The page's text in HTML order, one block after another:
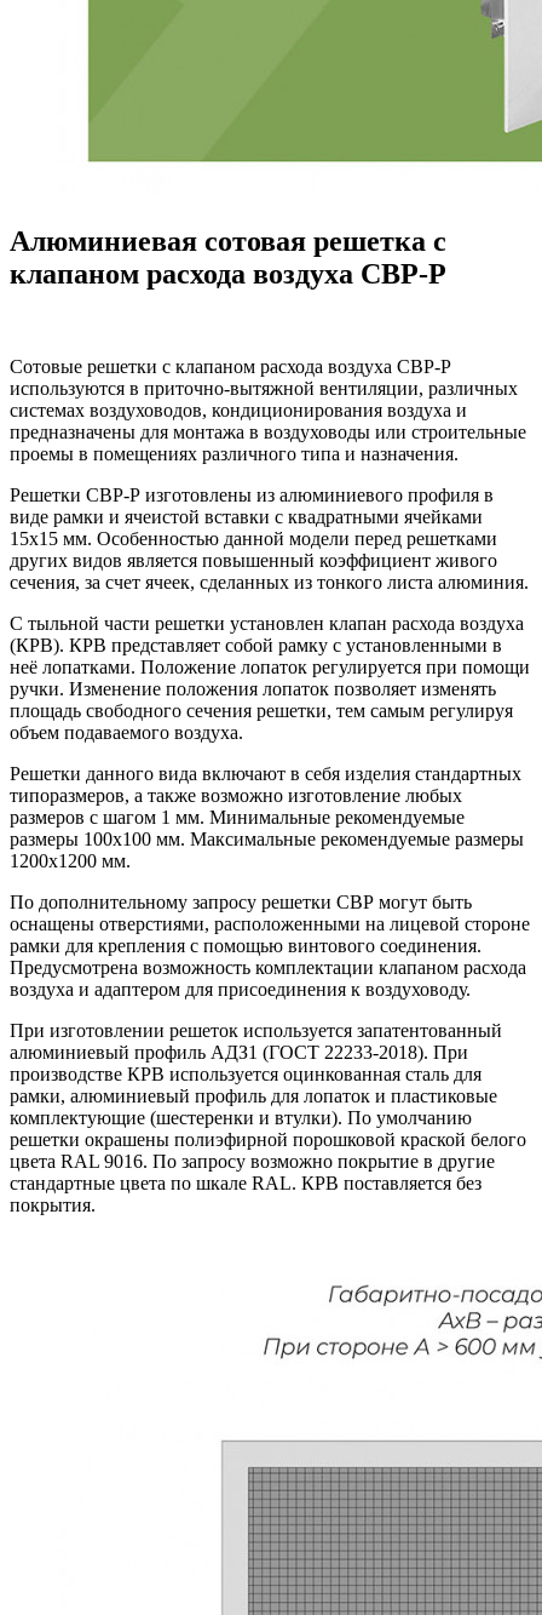
Алюминиевая сотовая решетка с
клапаном расхода воздуха СВР-Р
Сотовые решетки с клапаном расхода воздуха СВР-Р
используются в приточно-вытяжной вентиляции, различных
системах воздуховодов, кондиционирования воздуха и
предназначены для монтажа в воздуховоды или строительные
проемы в помещениях различного типа и назначения.
Решетки СВР-Р изготовлены из алюминиевого профиля в
виде рамки и ячеистой вставки с квадратными ячейками
15х15 мм. Особенностью данной модели перед решетками
других видов является повышенный коэффициент живого
сечения, за счет ячеек, сделанных из тонкого листа алюминия.
С тыльной части решетки установлен клапан расхода воздуха
(КРВ). КРВ представляет собой рамку с установленными в
неё лопатками. Положение лопаток регулируется при помощи
ручки. Изменение положения лопаток позволяет изменять
площадь свободного сечения решетки, тем самым регулируя
объем подаваемого воздуха.
Решетки данного вида включают в себя изделия стандартных
типоразмеров, а также возможно изготовление любых
размеров с шагом 1 мм. Минимальные рекомендуемые
размеры 100х100 мм. Максимальные рекомендуемые размеры
1200х1200 мм.
По дополнительному запросу решетки СВР могут быть
оснащены отверстиями, расположенными на лицевой стороне
рамки для крепления с помощью винтового соединения.
Предусмотрена возможность комплектации клапаном расхода
воздуха и адаптером для присоединения к воздуховоду.
При изготовлении решеток используется запатентованный
алюминиевый профиль АДЗ1 (ГОСТ 22233-2018). При
производстве КРВ используется оцинкованная сталь для
рамки, алюминиевый профиль для лопаток и пластиковые
комплектующие (шестеренки и втулки). По умолчанию
решетки окрашены полиэфирной порошковой краской белого
цвета RAL 9016. По запросу возможно покрытие в другие
стандартные цвета по шкале RAL. КРВ поставляется без
покрытия.